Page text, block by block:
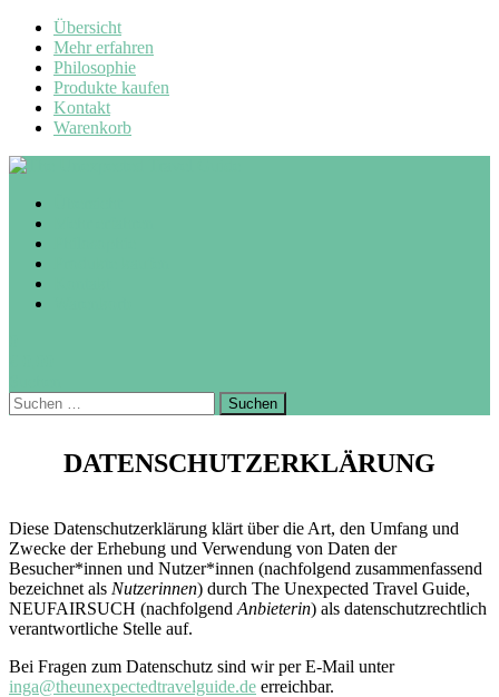
Übersicht
Mehr erfahren
Philosophie
Produkte kaufen
Kontakt
Warenkorb
Suchen
nach:
DATEN­SCHUTZ­ERKLÄ­RUNG
Diese Datenschutzerklärung klärt über die Art, den Umfang und
Zwecke der Erhebung und Verwendung von Daten der
Besucher*innen und Nutzer*innen (nachfolgend zusammenfassend
bezeichnet als Nutzerinnen) durch The Unexpected Travel Guide,
NEUFAIRSUCH (nachfolgend Anbieterin) als datenschutzrechtlich
verantwortliche Stelle auf.
Bei Fragen zum Datenschutz sind wir per E-Mail unter
inga@theunexpectedtravelguide.de erreichbar.